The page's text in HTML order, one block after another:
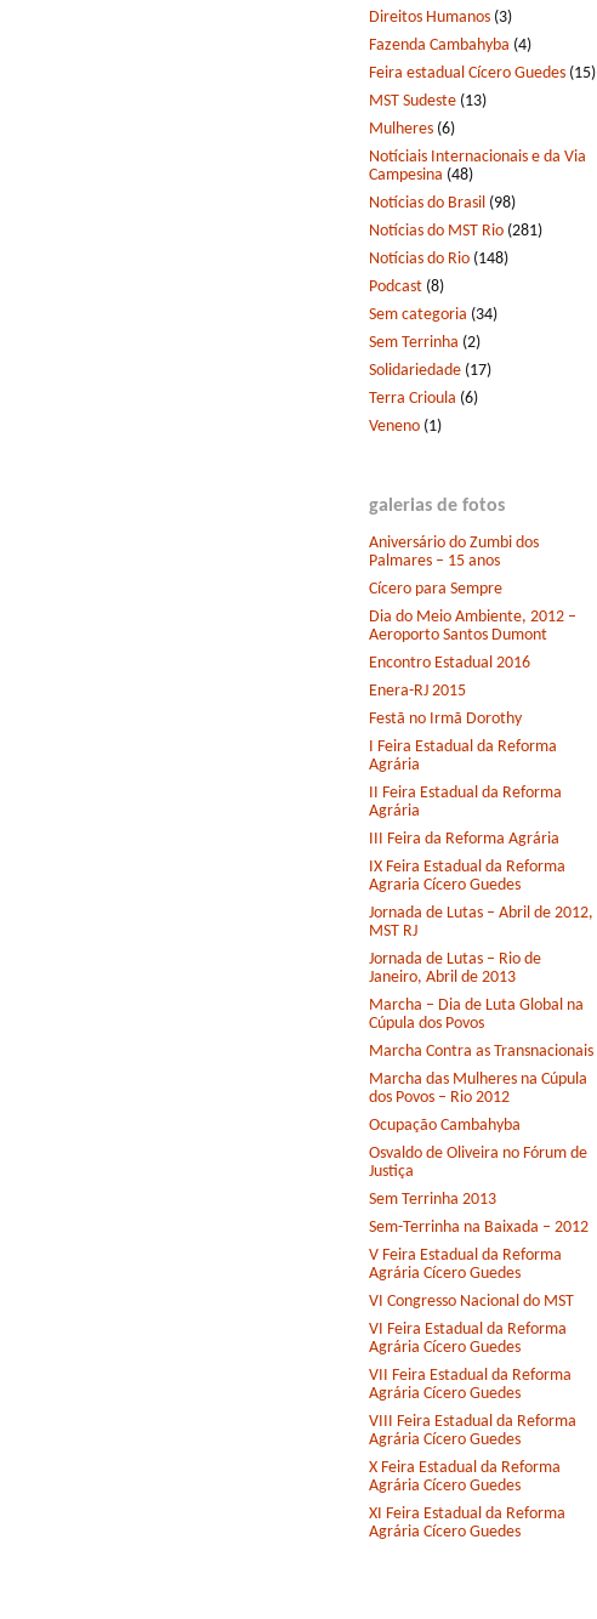
Direitos Humanos (3)
Fazenda Cambahyba (4)
Feira estadual Cícero Guedes (15)
MST Sudeste (13)
Mulheres (6)
Notíciais Internacionais e da Via
Campesina (48)
Notícias do Brasil (98)
Notícias do MST Rio (281)
Notícias do Rio (148)
Podcast (8)
Sem categoria (34)
Sem Terrinha (2)
Solidariedade (17)
Terra Crioula (6)
Veneno (1)
galerias de fotos
Aniversário do Zumbi dos
Palmares – 15 anos
Cícero para Sempre
Dia do Meio Ambiente, 2012 –
Aeroporto Santos Dumont
Encontro Estadual 2016
Enera-RJ 2015
Festã no Irmã Dorothy
I Feira Estadual da Reforma
Agrária
II Feira Estadual da Reforma
Agrária
III Feira da Reforma Agrária
IX Feira Estadual da Reforma
Agraria Cícero Guedes
Jornada de Lutas – Abril de 2012,
MST RJ
Jornada de Lutas – Rio de
Janeiro, Abril de 2013
Marcha – Dia de Luta Global na
Cúpula dos Povos
Marcha Contra as Transnacionais
Marcha das Mulheres na Cúpula
dos Povos – Rio 2012
Ocupação Cambahyba
Osvaldo de Oliveira no Fórum de
Justiça
Sem Terrinha 2013
Sem-Terrinha na Baixada – 2012
V Feira Estadual da Reforma
Agrária Cícero Guedes
VI Congresso Nacional do MST
VI Feira Estadual da Reforma
Agrária Cícero Guedes
VII Feira Estadual da Reforma
Agrária Cícero Guedes
VIII Feira Estadual da Reforma
Agrária Cícero Guedes
X Feira Estadual da Reforma
Agrária Cícero Guedes
XI Feira Estadual da Reforma
Agrária Cícero Guedes